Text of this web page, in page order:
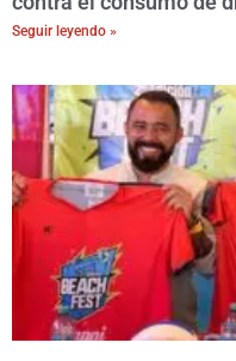
Seguir leyendo »